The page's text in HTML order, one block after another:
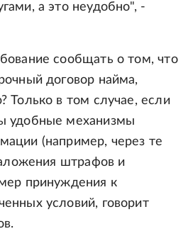
а это неудобно", -
сообщать о том, что
договор найма,
Только в том случае, если
удобные механизмы
(например, через те
штрафов и
принуждения к
условий, говорит